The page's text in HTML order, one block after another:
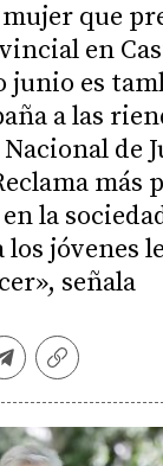
que
en
junio es
a las
de
más
la
los jóvenes
señala
TelegramCopiar